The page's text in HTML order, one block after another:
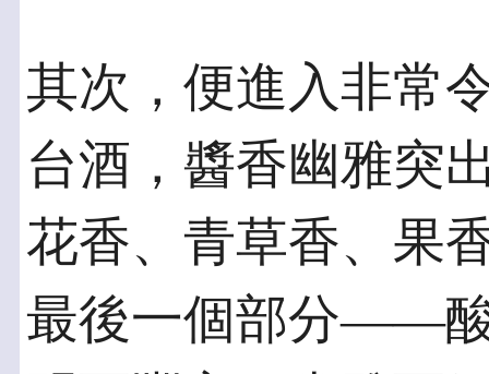
其次，便進入非常
台酒，醬香幽雅突
花香、青草香、果
最後一個部分——